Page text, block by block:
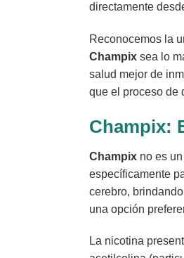
directamente
Reconocemos la
Champix sea lo
salud mejor de
que el proceso de
Champix:
Champix no es
específicamente
cerebro,
una opción
La nicotina